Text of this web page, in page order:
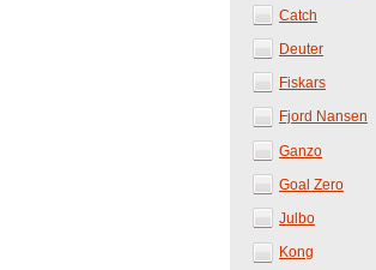
Catch
Deuter
Fiskars
Fjord Nansen
Ganzo
Goal Zero
Julbo
Kong